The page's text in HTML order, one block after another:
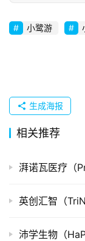
业
发
布
并
重
司
登录
小鹭游
生成海报
相关推荐
湃诺瓦医疗（
英创汇智（
沛学生物（